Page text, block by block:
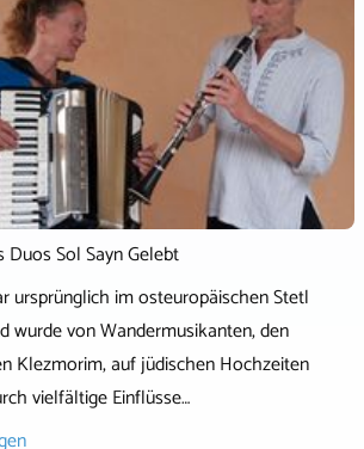
Duos Sol Sayn Gelebt
ursprünglich im osteuropäischen Stetl
wurde von Wandermusikanten, den
Klezmorim, auf jüdischen Hochzeiten
vielfältige Einflüsse…